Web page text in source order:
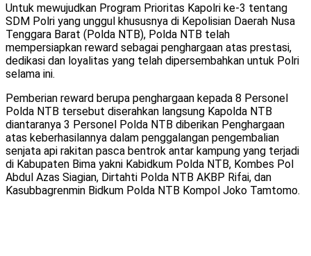
Untuk mewujudkan Program Prioritas Kapolri ke-3 tentang
SDM Polri yang unggul khususnya di Kepolisian Daerah Nusa
Tenggara Barat (Polda NTB), Polda NTB telah
mempersiapkan reward sebagai penghargaan atas prestasi,
dedikasi dan loyalitas yang telah dipersembahkan untuk Polri
selama ini.
Pemberian reward berupa penghargaan kepada 8 Personel
Polda NTB tersebut diserahkan langsung Kapolda NTB
diantaranya 3 Personel Polda NTB diberikan Penghargaan
atas keberhasilannya dalam penggalangan pengembalian
senjata api rakitan pasca bentrok antar kampung yang terjadi
di Kabupaten Bima yakni Kabidkum Polda NTB, Kombes Pol
Abdul Azas Siagian, Dirtahti Polda NTB AKBP Rifai, dan
Kasubbagrenmin Bidkum Polda NTB Kompol Joko Tamtomo.